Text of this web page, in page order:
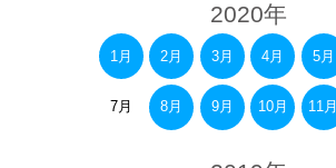
2020年
1月 2月 3月 4月 5月
7月 8月 9月 10月 11月